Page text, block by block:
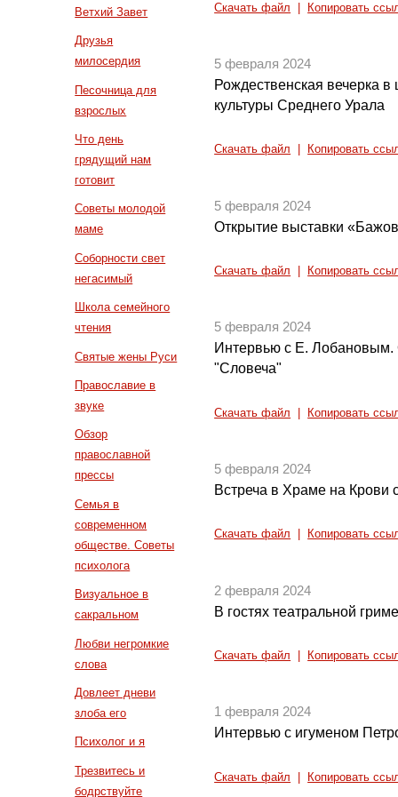
Ветхий Завет
Друзья
милосердия
Песочница для
взрослых
Что день
грядущий нам
готовит
Советы молодой
маме
Соборности свет
негасимый
Школа семейного
чтения
Святые жены Руси
Православие в
звуке
Обзор
православной
прессы
Семья в
современном
обществе. Советы
психолога
Визуальное в
сакральном
Любви негромкие
слова
Довлеет дневи
злоба его
Психолог и я
Трезвитесь и
бодрствуйте
Скачать файл Копировать
5 февраля 2024
Рождественская вечерка
культуры Среднего Урала
Скачать файл Копировать
5 февраля 2024
Открытие выставки
Скачать файл Копировать
5 февраля 2024
Интервью с Е. Лобановым.
"Словеча"
Скачать файл Копировать
5 февраля 2024
Встреча в Храме на Крови
Скачать файл Копировать
2 февраля 2024
В гостях театральной
Скачать файл Копировать
1 февраля 2024
Интервью с игуменом
Скачать файл Копировать